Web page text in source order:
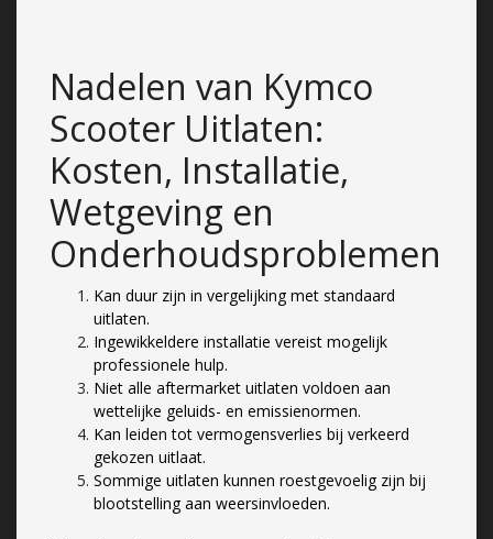
Nadelen van Kymco
Scooter Uitlaten:
Kosten, Installatie,
Wetgeving en
Onderhoudsproblemen
Kan duur zijn in vergelijking met standaard
uitlaten.
Ingewikkeldere installatie vereist mogelijk
professionele hulp.
Niet alle aftermarket uitlaten voldoen aan
wettelijke geluids- en emissienormen.
Kan leiden tot vermogensverlies bij verkeerd
gekozen uitlaat.
Sommige uitlaten kunnen roestgevoelig zijn bij
blootstelling aan weersinvloeden.